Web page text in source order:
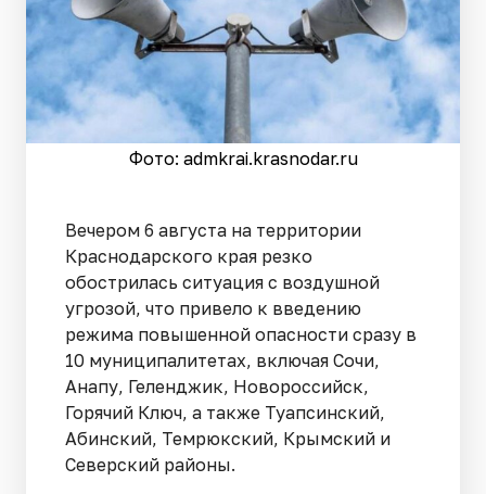
Фото: admkrai.krasnodar.ru
Вечером 6 августа на территории
Краснодарского края резко
обострилась ситуация с воздушной
угрозой, что привело к введению
режима повышенной опасности сразу в
10 муниципалитетах, включая Сочи,
Анапу, Геленджик, Новороссийск,
Горячий Ключ, а также Туапсинский,
Абинский, Темрюкский, Крымский и
Северский районы.